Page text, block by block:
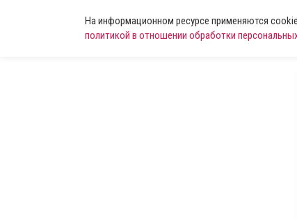
На информационном ресурсе применяются
политикой в отношении обработки